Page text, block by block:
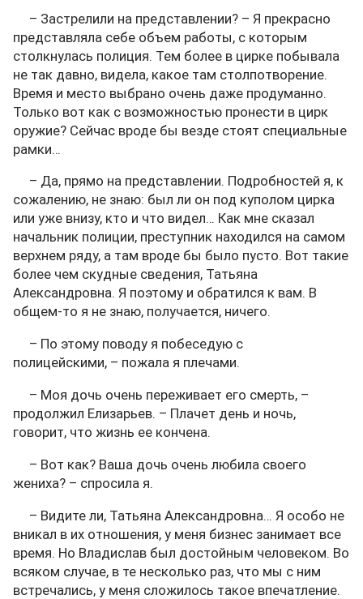
– Застрелили на представлении? – Я прекрасно
представляла себе объем работы, с которым
столкнулась полиция. Тем более в цирке побывала
не так давно, видела, какое там столпотворение.
Время и место выбрано очень даже продуманно.
Только вот как с возможностью пронести в цирк
оружие? Сейчас вроде бы везде стоят специальные
рамки…
– Да, прямо на представлении. Подробностей я, к
сожалению, не знаю: был ли он под куполом цирка
или уже внизу, кто и что видел… Как мне сказал
начальник полиции, преступник находился на самом
верхнем ряду, а там вроде бы было пусто. Вот такие
более чем скудные сведения, Татьяна
Александровна. Я поэтому и обратился к вам. В
общем-то я не знаю, получается, ничего.
– По этому поводу я побеседую с
полицейскими, – пожала я плечами.
– Моя дочь очень переживает его смерть, –
продолжил Елизарьев. – Плачет день и ночь,
говорит, что жизнь ее кончена.
– Вот как? Ваша дочь очень любила своего
жениха? – спросила я.
– Видите ли, Татьяна Александровна… Я особо не
вникал в их отношения, у меня бизнес занимает все
время. Но Владислав был достойным человеком. Во
всяком случае, в те несколько раз, что мы с ним
встречались, у меня сложилось такое впечатление.